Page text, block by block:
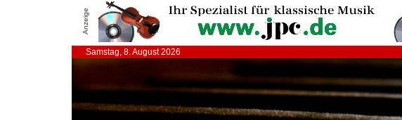
Anzeige
Samstag, 8. August 2026